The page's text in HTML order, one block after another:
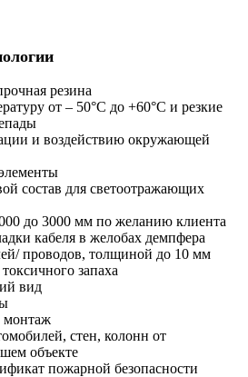
резина
от – 50°C до +60°C и резкие
и воздействию окружающей
состав для светоотражающих
до 3000 мм по желанию клиента
кабеля в желобах демпфера
проводов, толщиной до 10 мм
запаха
вид
монтаж
стен, колонн от
объекте
пожарной безопасности